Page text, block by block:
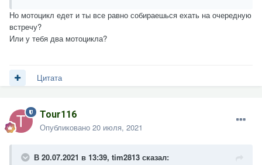
Но мотоцикл едет и ты все равно собираешься ехать на очередную
встречу?
Или у тебя два мотоцикла?
Цитата
Tour116
Опубликовано 20 июля, 2021
В 20.07.2021 в 13:39, tim2813 сказал: